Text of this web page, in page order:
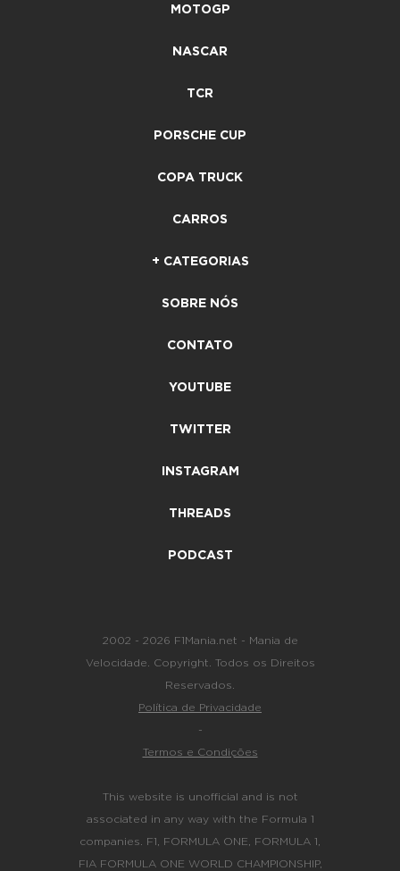
MOTOGP
NASCAR
TCR
PORSCHE CUP
COPA TRUCK
CARROS
+ CATEGORIAS
SOBRE NÓS
CONTATO
YOUTUBE
TWITTER
INSTAGRAM
THREADS
PODCAST
2002 - 2026 F1Mania.net - Mania de
Velocidade. Copyright. Todos os Direitos
Reservados.
Política de Privacidade
-
Termos e Condições
This website is unofficial and is not
associated in any way with the Formula 1
companies. F1, FORMULA ONE, FORMULA 1,
FIA FORMULA ONE WORLD CHAMPIONSHIP,